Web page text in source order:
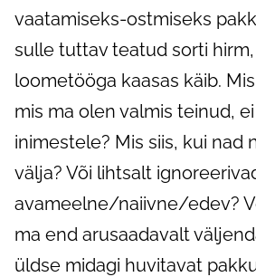
vaatamiseks-ostmiseks
sulle tuttav teatud sorti
loometööga kaasas käib.
mis ma olen valmis teinud,
inimestele? Mis siis, kui nad
välja? Või lihtsalt
avameelne/naiivne/edev?
ma end arusaadavalt
üldse midagi huvitavat